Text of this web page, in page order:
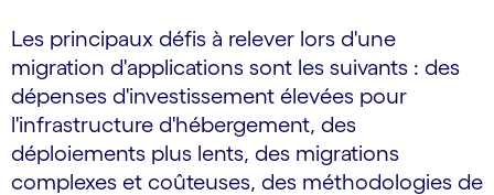
Les principaux défis à relever lors d'une
migration d'applications sont les suivants : des
dépenses d'investissement élevées pour
l'infrastructure d'hébergement, des
déploiements plus lents, des migrations
complexes et coûteuses, des méthodologies de